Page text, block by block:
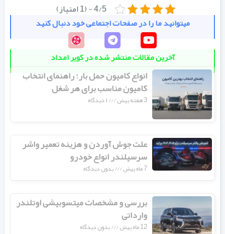
4/5 - (1 امتیاز)
میتوانید ما را در صفحات اجتماعی خود دنبال کنید
آخرین مقالات منتشر شده در کویر امداد
انواع کامیون حمل بار؛ راهنمای انتخاب
کامیون مناسب برای هر شغل
3 هفته پیش ۱ دیدگاه
علت جوش آوردن و هزینه تعمیر واشر
سرسیلندر انواع خودرو
7 ماه پیش بدون دیدگاه
بررسی و مشخصات میتسوبیشی اوتلندر
وارداتی
12 ماه پیش بدون دیدگاه